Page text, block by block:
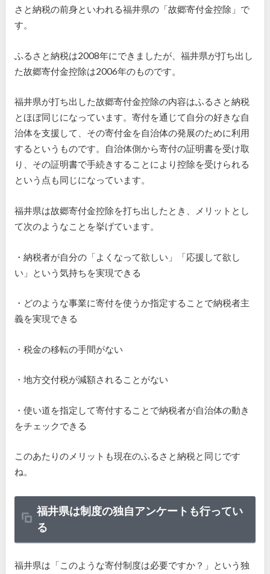
さと納税の前身といわれる福井県の「故郷寄付金控除」で
す。
ふるさと納税は2008年にできましたが、福井県が打ち出し
た故郷寄付金控除は2006年のものです。
福井県が打ち出した故郷寄付金控除の内容はふるさと納税
とほぼ同じになっています。寄付を通じて自分の好きな自
治体を支援して、その寄付金を自治体の発展のために利用
するというものです。自治体側から寄付の証明書を受け取
り、その証明書で手続きすることにより控除を受けられる
という点も同じになっています。
福井県は故郷寄付金控除を打ち出したとき、メリットとし
て次のようなことを挙げています。
・納税者が自分の「よくなって欲しい」「応援して欲し
い」という気持ちを実現できる
・どのような事業に寄付を使うか指定することで納税者主
義を実現できる
・税金の移転の手間がない
・地方交付税が減額されることがない
・使い道を指定して寄付することで納税者が自治体の動き
をチェックできる
このあたりのメリットも現在のふるさと納税と同じです
ね。
福井県は制度の独自アンケートも行ってい
る
福井県は「このような寄付制度は必要ですか？」という独